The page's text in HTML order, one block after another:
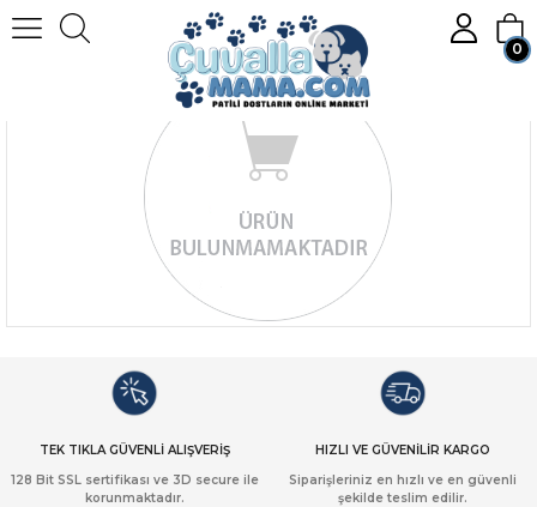
Üye Girişi Üye Ol
0
TEK TIKLA GÜVENLİ ALIŞVERİŞ
128 Bit SSL sertifikası ve 3D secure ile
korunmaktadır.
HIZLI VE GÜVENİLİR KARGO
Siparişleriniz en hızlı ve en güvenli
şekilde teslim edilir.